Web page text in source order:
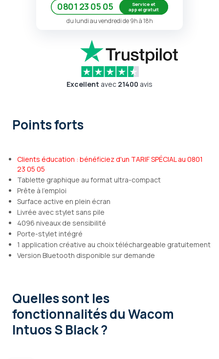
0801 23 05 05
Service et
appel gratuit
du lundi au vendredi de 9h à 18h
Excellent avec 21400 avis
Points forts
Clients éducation : bénéficiez d'un TARIF SPÉCIAL au 0801
23 05 05
Tablette graphique au format ultra-compact
Prête à l'emploi
Surface active en plein écran
Livrée avec stylet sans pile
4096 niveaux de sensibilité
Porte-stylet intégré
1 application créative au choix téléchargeable gratuitement
Version Bluetooth disponible sur demande
Quelles sont les
fonctionnalitésdu Wacom
Intuos S Black ?